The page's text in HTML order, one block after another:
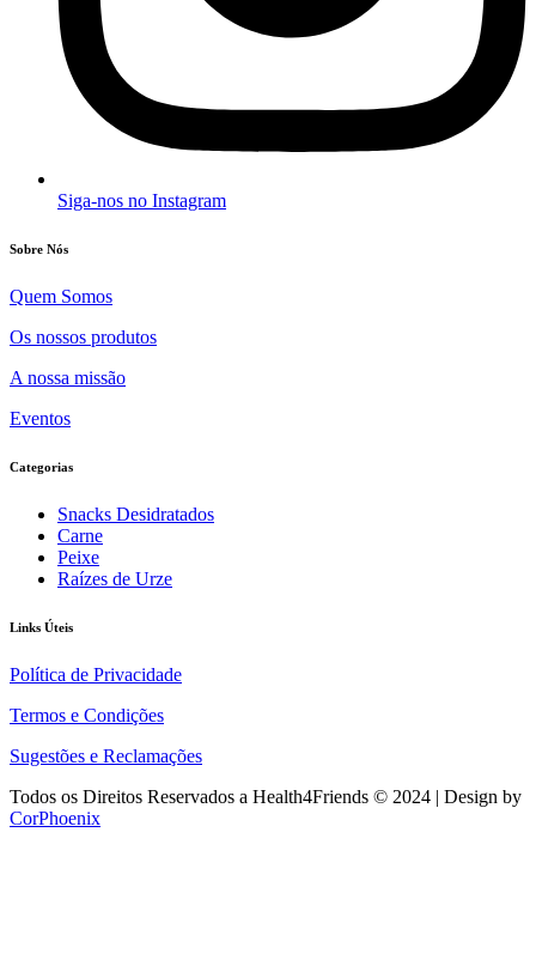
Siga-nos no Instagram
Sobre Nós
Quem Somos
Os nossos produtos
A nossa missão
Eventos
Categorias
Snacks Desidratados
Carne
Peixe
Raízes de Urze
Links Úteis​
Política de Privacidade
Termos e Condições
Sugestões e Reclamações
Todos os Direitos Reservados a Health4Friends © 2024 | Design by
CorPhoenix